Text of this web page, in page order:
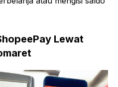
Lewat